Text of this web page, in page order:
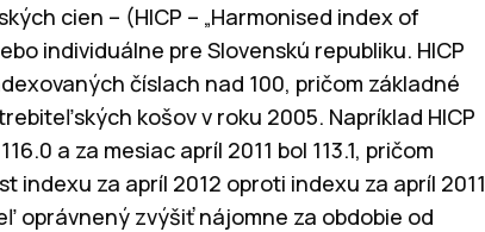
cien – (HICP – „Harmonised index of
individuálne pre Slovenskú republiku. HICP
číslach nad 100, pričom základné
košov v roku 2005. Napríklad HICP
a za mesiac apríl 2011 bol 113.1, pričom
za apríl 2012 oproti indexu za apríl 2011
oprávnený zvýšiť nájomne za obdobie od